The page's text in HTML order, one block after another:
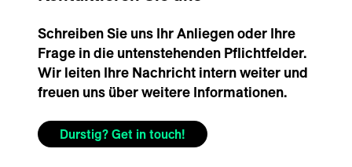
Schreiben Sie uns Ihr Anliegen oder Ihre
Frage in die untenstehenden Pflichtfelder.
Wir leiten Ihre Nachricht intern weiter und
freuen uns über weitere Informationen.
Durstig? Get in touch!